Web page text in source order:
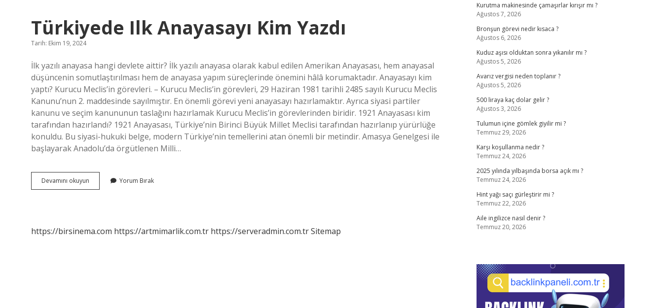
Türkiyede Ilk Anayasayı Kim Yazdı
Tarih: Ekim 19, 2024
İlk yazılı anayasa hangi devlete aittir? İlk yazılı anayasa olarak kabul edilen Amerikan Anayasası, hem anayasal
düşüncenin somutlaştırılması hem de anayasa yapım süreçlerinde önemini hâlâ korumaktadır. Anayasayı kim
yaptı? Kurucu Meclis’in görevleri. – Kurucu Meclis’in görevleri, 29 Haziran 1981 tarihli 2485 sayılı Kurucu Meclis
Kanunu’nun 2. maddesinde sayılmıştır. En önemli görevi yeni anayasayı hazırlamaktır. Ayrıca siyasi partiler
kanunu ve seçim kanununun taslağını hazırlamak Kurucu Meclis’in görevlerinden biridir. 1921 Anayasası kim
tarafından hazırlandı? 1921 Anayasası, Türkiye’nin Birinci Büyük Millet Meclisi tarafından hazırlanıp yürürlüğe
konuldu. Bu siyasi-hukuki belge, modern Türkiye’nin temellerini atan önemli bir metindir. Amasya Genelgesi ile
başlayarak Anadolu’da örgütlenen Milli…
Devamını okuyun Türkiyede
Ilk
Yorum Bırak
https://birsinema.com https://artmimarlik.com.tr https://serveradmin.com.trSitemap
Kurutma makinesinde çamaşırlar kırışır mı ?
Ağustos 7, 2026
Bronşun görevi nedir kısaca ?
Ağustos 6, 2026
Kuduz aşısı olduktan sonra yıkanılır mı ?
Ağustos 5, 2026
Avarız vergisi neden toplanır ?
Ağustos 5, 2026
500 liraya kaç dolar gelir ?
Ağustos 3, 2026
Tulumun içine gömlek giyilir mi ?
Temmuz 29, 2026
Karşı koşullanma nedir ?
Temmuz 24, 2026
2025 yılında yılbaşında borsa açık mı ?
Temmuz 24, 2026
Hint yağı saçı gürleştirir mi ?
Temmuz 22, 2026
Aile ingilizce nasıl denir ?
Temmuz 20, 2026